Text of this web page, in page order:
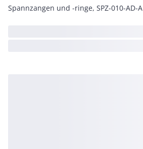
Spannzangen und -ringe, SPZ-010-AD-A